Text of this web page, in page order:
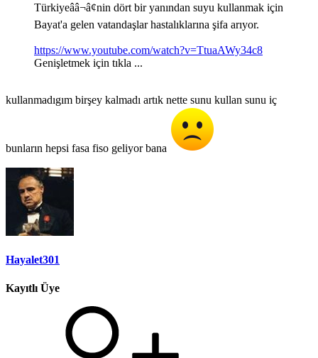
Türkiyeââ¬â¢nin dört bir yanından suyu kullanmak için
Bayat'a gelen vatandaşlar hastalıklarına şifa arıyor.
https://www.youtube.com/watch?v=TtuaAWy34c8
Genişletmek için tıkla ...
kullanmadıgım birşey kalmadı artık nette sunu kullan sunu iç
bunların hepsi fasa fiso geliyor bana
Hayalet301
Kayıtlı Üye